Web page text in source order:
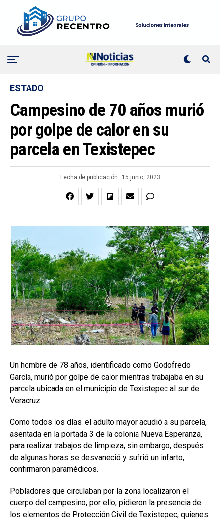
ESTADO
Campesino de 70 años murió
por golpe de calor en su
parcela en Texistepec
Fecha de publicación: 15 junio, 2023
Un hombre de 78 años, identificado como Godofredo
García, murió por golpe de calor mientras trabajaba en su
parcela ubicada en el municipio de Texistepec al sur de
Veracruz.
Como todos los días, el adulto mayor acudió a su parcela,
asentada en la portada 3 de la colonia Nueva Esperanza,
para realizar trabajos de limpieza, sin embargo, después
de algunas horas se desvaneció y sufrió un infarto,
confirmaron paramédicos.
Pobladores que circulaban por la zona localizaron el
cuerpo del campesino, por ello, pidieron la presencia de
los elementos de Protección Civil de Texistepec, quienes